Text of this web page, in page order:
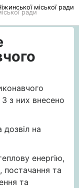
радикомітету
3 з них внесено
на
енергію,
постачання та
та